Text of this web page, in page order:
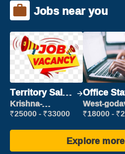
Jobs near you
Territory Sales
Manager
Krishna-
vijayawada
₹25000 - ₹33000
Office
West-
₹18000 -
Explore